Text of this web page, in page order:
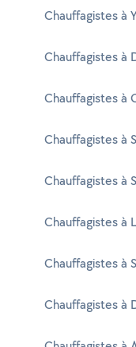
Chauffagistes à
Chauffagistes à
Chauffagistes à
Chauffagistes à
Chauffagistes à
Chauffagistes à
Chauffagistes à
Chauffagistes à